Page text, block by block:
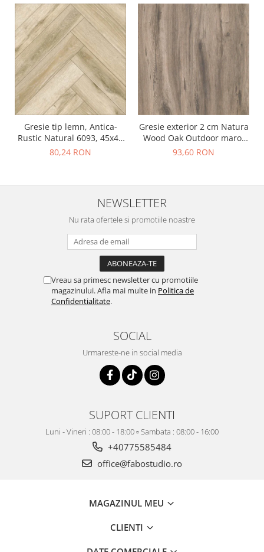
Gresie tip lemn, Antica-
Rustic Natural 6093, 45x45
cm, portelanata, bej, finisaj
80,24 RON
Gresie exterior 2 cm Natura
Wood Oak Outdoor maro,
0.73mp/cut
93,60 RON
NEWSLETTER
Nu rata ofertele si promotiile noastre
Vreau sa primesc newsletter cu promotiile
magazinului. Afla mai multe in Politica de
Confidentialitate.
SOCIAL
Urmareste-ne in social media
SUPORT CLIENTI
Luni - Vineri : 08:00 - 18:00 ▫️ Sambata : 08:00 - 16:00
+40775585484
office@fabostudio.ro
MAGAZINUL MEU
CLIENTI